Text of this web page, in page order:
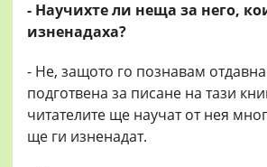
- Научихте ли неща за него,
изненадаха?
- Не, защото го познавам
подготвена за писане на тази
читателите ще научат от нея
ще ги изненадат.